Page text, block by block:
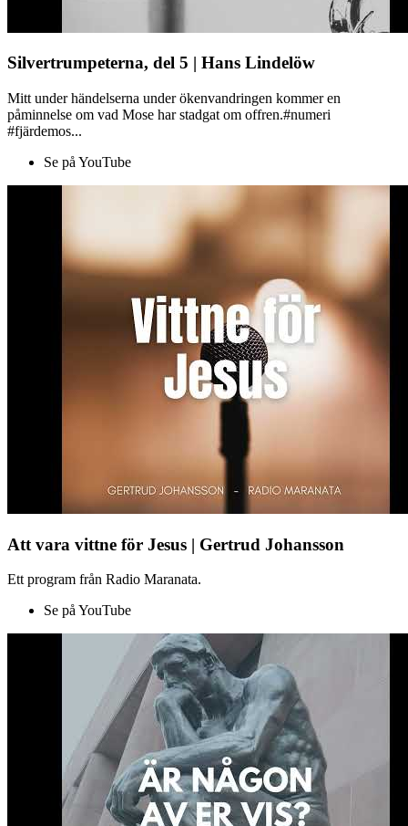
Silvertrumpeterna, del 5 | Hans Lindelöw
Mitt under händelserna under ökenvandringen kommer en
påminnelse om vad Mose har stadgat om offren.#numeri
#fjärdemos...
Se på YouTube
Att vara vittne för Jesus | Gertrud Johansson
Ett program från Radio Maranata.
Se på YouTube